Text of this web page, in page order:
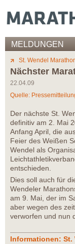
MELDUNGEN
St. Wendel
Nächster
22.04.09
Quelle:
Der nächste St.
definitiv am 2. Mai
Anfang April, die
Feier des Weißen
Wendel als
entschieden.
Dies soll auch für
Wendeler
am 9. Mai, der im
aber wegen des
verworfen und nun
Informationen: St.